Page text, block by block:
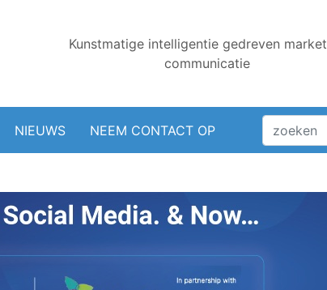
Kunstmatige intelligentie gedreven
communicatie
NIEUWS NEEM CONTACT OP